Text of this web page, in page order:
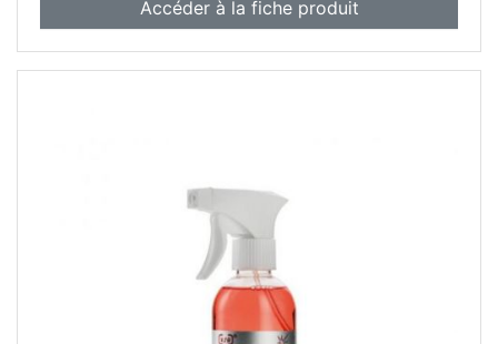
Accéder à la fiche produit